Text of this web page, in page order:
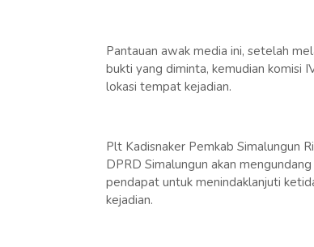
Pantauan awak media ini, setelah
bukti yang diminta, kemudian komisi
lokasi tempat kejadian.
Plt Kadisnaker Pemkab Simalungun
DPRD Simalungun akan
pendapat untuk menindaklanjuti
kejadian.